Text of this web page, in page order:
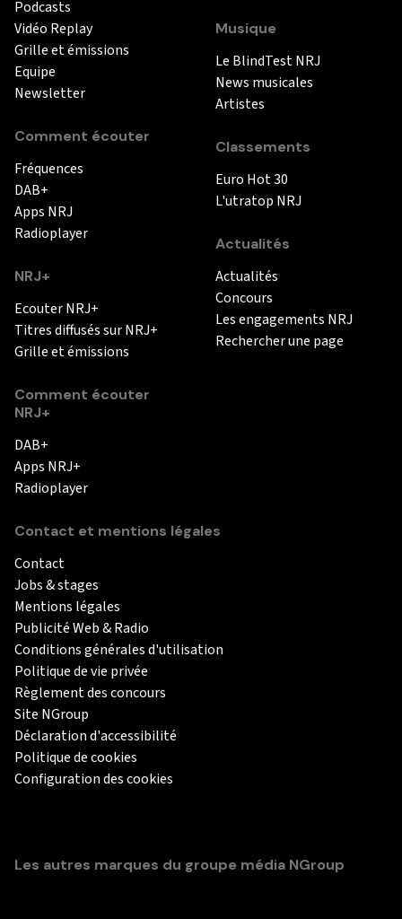
Podcasts
Vidéo Replay
Grille et émissions
Equipe
Newsletter
Comment écouter
Fréquences
DAB+
Apps NRJ
Radioplayer
NRJ+
Ecouter NRJ+
Titres diffusés sur NRJ+
Grille et émissions
Comment écouter
NRJ+
DAB+
Apps NRJ+
Radioplayer
Musique
Le BlindTest NRJ
News musicales
Artistes
Classements
Euro Hot 30
L'utratop NRJ
Actualités
Actualités
Concours
Les engagements NRJ
Rechercher une page
Contact et mentions légales
Contact
Jobs & stages
Mentions légales
Publicité Web & Radio
Conditions générales d'utilisation
Politique de vie privée
Règlement des concours
Site NGroup
Déclaration d'accessibilité
Politique de cookies
Configuration des cookies
Les autres marques du groupe média NGroup